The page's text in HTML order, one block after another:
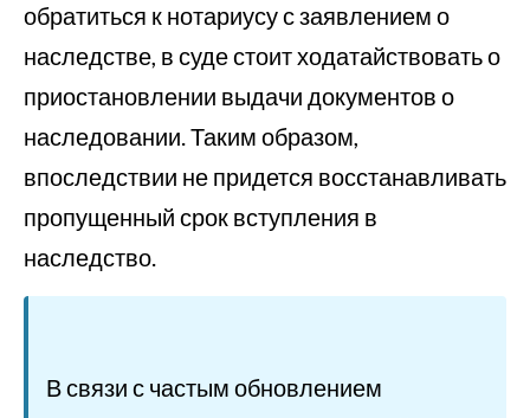
обратиться к нотариусу с заявлением о
наследстве, в суде стоит ходатайствовать о
приостановлении выдачи документов о
наследовании. Таким образом,
впоследствии не придется восстанавливать
пропущенный срок вступления в
наследство.
В связи с частым обновлением